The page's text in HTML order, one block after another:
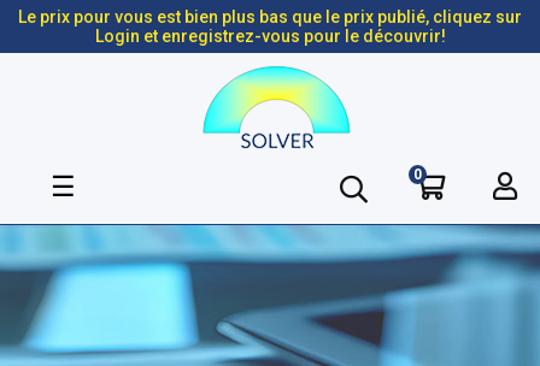
Le prix pour vous est bien plus bas que le prix publié, cliquez sur
Login et enregistrez-vous pour le découvrir!
Basculer
navigation
☰ 0